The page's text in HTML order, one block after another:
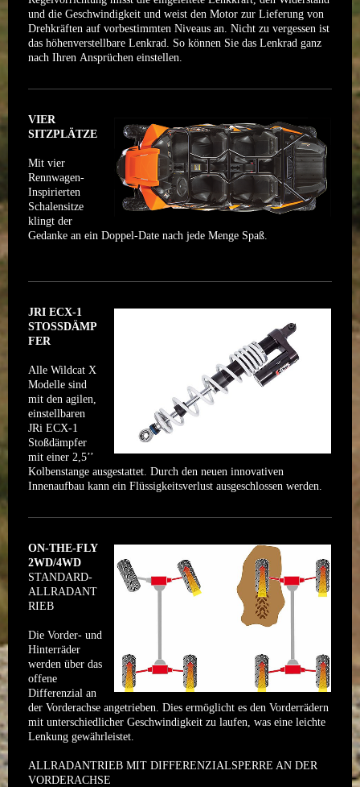
und die Geschwindigkeit und weist den Motor zur Lieferung von
Drehkräften auf vorbestimmten Niveaus an. Nicht zu vergessen ist
das höhenverstellbare Lenkrad. So können Sie das Lenkrad ganz
nach Ihren Ansprüchen einstellen.
VIER
SITZPLÄTZE
Mit vier
Rennwagen-
Inspirierten
Schalensitze
klingt der
Gedanke an ein Doppel-Date nach jede Menge Spaß.
JRI ECX-1
STOSSDÄMP
FER
Alle Wildcat X
Modelle sind
mit den agilen,
einstellbaren
JRi ECX-1
Stoßdämpfer
mit einer 2,5’’
Kolbenstange ausgestattet. Durch den neuen innovativen
Innenaufbau kann ein Flüssigkeitsverlust ausgeschlossen werden.
ON-THE-FLY
2WD/4WD
STANDARD-
ALLRADANT
RIEB
Die Vorder- und
Hinterräder
werden über das
offene
Differenzial an
der Vorderachse angetrieben. Dies ermöglicht es den Vorderrädern
mit unterschiedlicher Geschwindigkeit zu laufen, was eine leichte
Lenkung gewährleistet.
ALLRADANTRIEB MIT DIFFERENZIALSPERRE AN DER
VORDERACHSE